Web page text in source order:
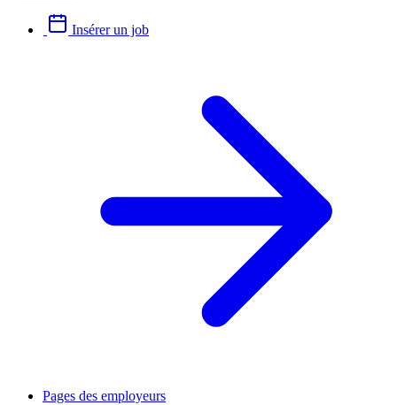
Insérer un job
Pages des employeurs